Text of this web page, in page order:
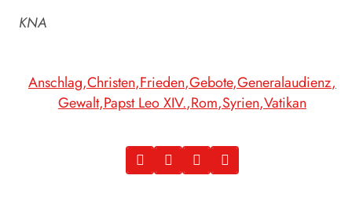
KNA
Anschlag Christen Frieden Gebote Generalaudienz
Gewalt Papst Leo XIV. Rom Syrien Vatikan